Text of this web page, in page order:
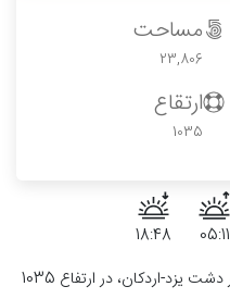
مساحت
23,806
ارتقاع
1035
05:11
18:48
شهر اردکان در قلب کویر مرکزی ایران، در دشت یزد-اردکان، در ارتفاع 1035